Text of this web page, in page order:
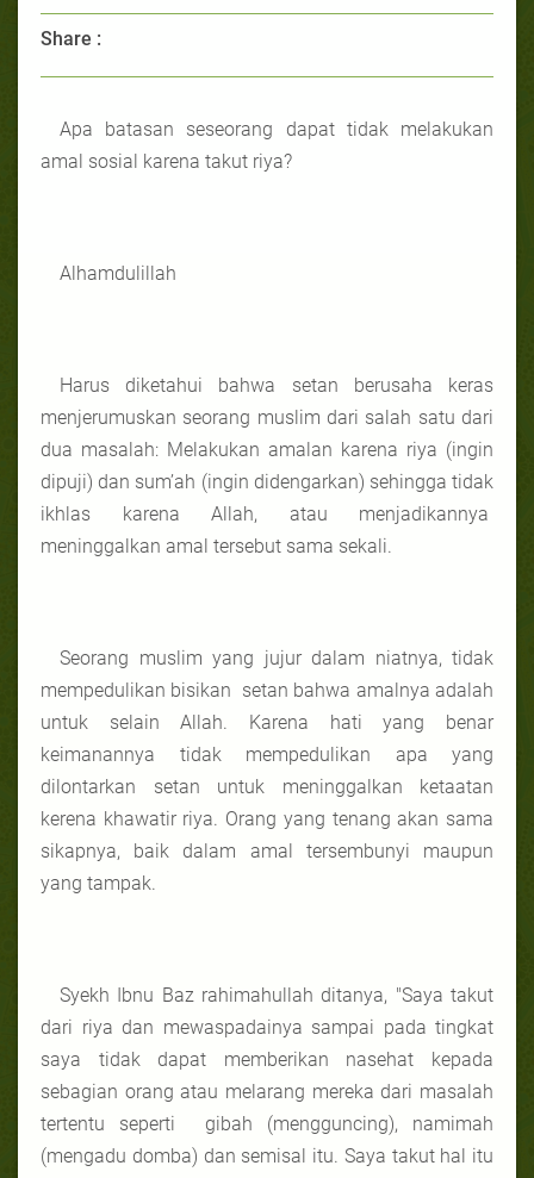
Share :
Apa batasan seseorang dapat tidak melakukan
amal sosial karena takut riya?
Alhamdulillah
Harus diketahui bahwa setan berusaha keras
menjerumuskan seorang muslim dari salah satu dari
dua masalah: Melakukan amalan karena riya (ingin
dipuji) dan sum’ah (ingin didengarkan) sehingga tidak
ikhlas karena Allah, atau menjadikannya
meninggalkan amal tersebut sama sekali.
Seorang muslim yang jujur dalam niatnya, tidak
mempedulikan bisikan setan bahwa amalnya adalah
untuk selain Allah. Karena hati yang benar
keimanannya tidak mempedulikan apa yang
dilontarkan setan untuk meninggalkan ketaatan
kerena khawatir riya. Orang yang tenang akan sama
sikapnya, baik dalam amal tersembunyi maupun
yang tampak.
Syekh Ibnu Baz rahimahullah ditanya, "Saya takut
dari riya dan mewaspadainya sampai pada tingkat
saya tidak dapat memberikan nasehat kepada
sebagian orang atau melarang mereka dari masalah
tertentu seperti gibah (mengguncing), namimah
(mengadu domba) dan semisal itu. Saya takut hal itu